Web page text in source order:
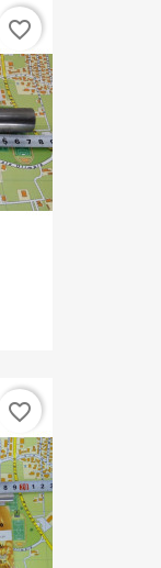
favorite_border
favorite_border